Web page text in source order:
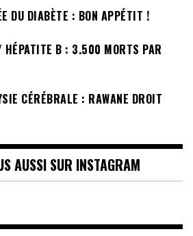
DU DIABÈTE : BON APPÉTIT !
HÉPATITE B : 3.500 MORTS PAR
CÉRÉBRALE : RAWANE DROIT
AUSSI SUR INSTAGRAM